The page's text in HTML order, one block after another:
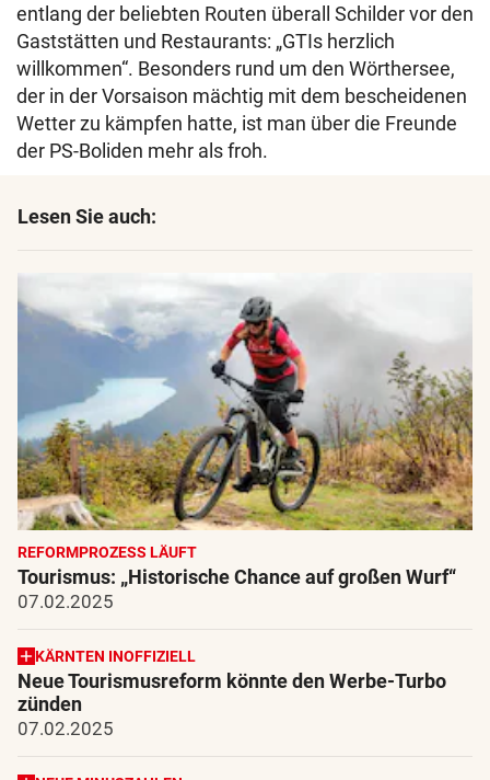
entlang der beliebten Routen überall Schilder vor den
Gaststätten und Restaurants: „GTIs herzlich
willkommen“. Besonders rund um den Wörthersee,
der in der Vorsaison mächtig mit dem bescheidenen
Wetter zu kämpfen hatte, ist man über die Freunde
der PS-Boliden mehr als froh.
Lesen Sie auch:
REFORMPROZESS LÄUFT
Tourismus: „Historische Chance auf großen Wurf“
07.02.2025
KÄRNTEN INOFFIZIELL
Neue Tourismusreform könnte den Werbe-Turbo
zünden
07.02.2025